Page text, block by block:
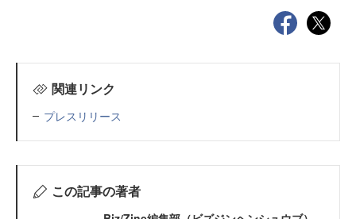
関連リンク
プレスリリース
この記事の著者